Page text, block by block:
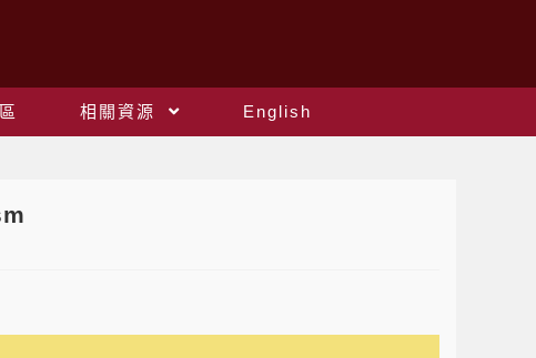
相關資源
English